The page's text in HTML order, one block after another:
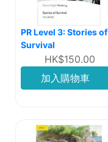
PR Level 3: Stories of
Survival
HK$150.00
加入購物車